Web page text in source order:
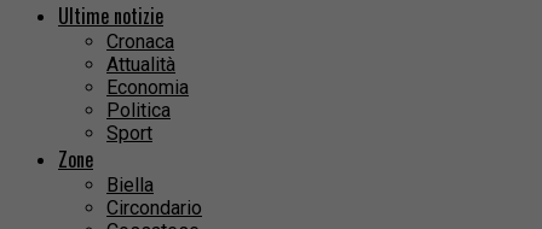
Ultime notizie
Cronaca
Attualità
Economia
Politica
Sport
Zone
Biella
Circondario